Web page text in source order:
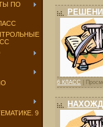
ПО
9
6 КЛАСС |